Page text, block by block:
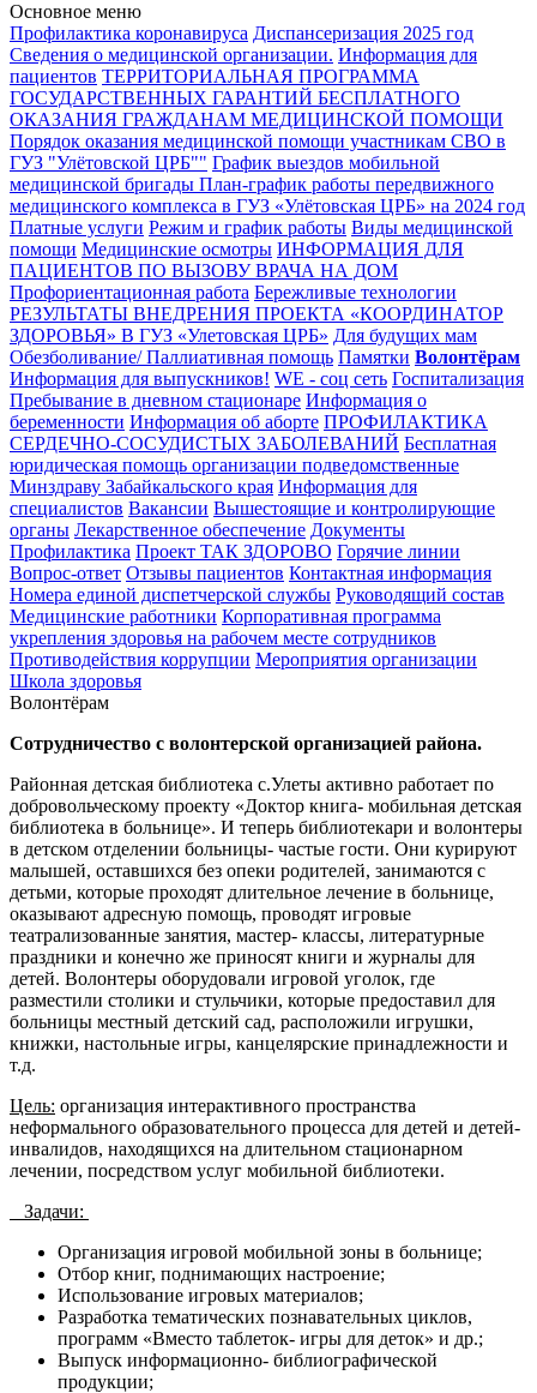
Основное меню
Профилактика коронавируса Диспансеризация 2025 год
Сведения о медицинской организации. Информация для
пациентов ТЕРРИТОРИАЛЬНАЯ ПРОГРАММА
ГОСУДАРСТВЕННЫХ ГАРАНТИЙ БЕСПЛАТНОГО
ОКАЗАНИЯ ГРАЖДАНАМ МЕДИЦИНСКОЙ ПОМОЩИ
Порядок оказания медицинской помощи участникам СВО в
ГУЗ "Улётовской ЦРБ"" График выездов мобильной
медицинской бригады План-график работы передвижного
медицинского комплекса в ГУЗ «Улётовская ЦРБ» на 2024 год
Платные услуги Режим и график работы Виды медицинской
помощи Медицинские осмотры ИНФОРМАЦИЯ ДЛЯ
ПАЦИЕНТОВ ПО ВЫЗОВУ ВРАЧА НА ДОМ
Профориентационная работа Бережливые технологии
РЕЗУЛЬТАТЫ ВНЕДРЕНИЯ ПРОЕКТА «КООРДИНАТОР
ЗДОРОВЬЯ» В ГУЗ «Улетовская ЦРБ» Для будущих мам
Обезболивание/ Паллиативная помощь Памятки Волонтёрам
Информация для выпускников! WE - соц сеть Госпитализация
Пребывание в дневном стационаре Информация о
беременности Информация об аборте ПРОФИЛАКТИКА
СЕРДЕЧНО-СОСУДИСТЫХ ЗАБОЛЕВАНИЙ Бесплатная
юридическая помощь организации подведомственные
Минздраву Забайкальского края Информация для
специалистов Вакансии Вышестоящие и контролирующие
органы Лекарственное обеспечение Документы
Профилактика Проект ТАК ЗДОРОВО Горячие линии
Вопрос-ответ Отзывы пациентов Контактная информация
Номера единой диспетчерской службы Руководящий состав
Медицинские работники Корпоративная программа
укрепления здоровья на рабочем месте сотрудников
Противодействия коррупции Мероприятия организации
Школа здоровья
Волонтёрам
Сотрудничество с волонтерской организацией района.
Районная детская библиотека с.Улеты активно работает по
добровольческому проекту «Доктор книга- мобильная детская
библиотека в больнице». И теперь библиотекари и волонтеры
в детском отделении больницы- частые гости. Они курируют
малышей, оставшихся без опеки родителей, занимаются с
детьми, которые проходят длительное лечение в больнице,
оказывают адресную помощь, проводят игровые
театрализованные занятия, мастер- классы, литературные
праздники и конечно же приносят книги и журналы для
детей. Волонтеры оборудовали игровой уголок, где
разместили столики и стульчики, которые предоставил для
больницы местный детский сад, расположили игрушки,
книжки, настольные игры, канцелярские принадлежности и
т.д.
Цель: организация интерактивного пространства
неформального образовательного процесса для детей и детей-
инвалидов, находящихся на длительном стационарном
лечении, посредством услуг мобильной библиотеки.
Задачи:
Организация игровой мобильной зоны в больнице;
Отбор книг, поднимающих настроение;
Использование игровых материалов;
Разработка тематических познавательных циклов,
программ «Вместо таблеток- игры для деток» и др.;
Выпуск информационно- библиографической
продукции;